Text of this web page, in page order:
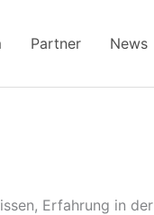
Partner News
Erfahrung in der